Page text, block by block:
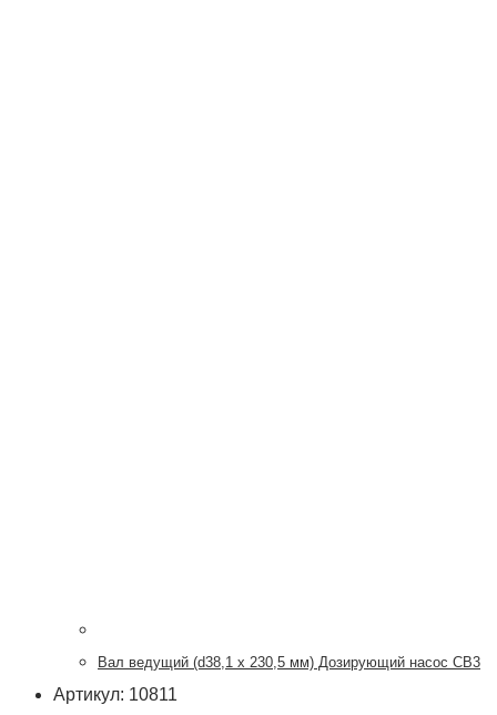
Вал ведущий (d38,1 х 230,5 мм) Дозирующий насос CB3
Артикул: 10811